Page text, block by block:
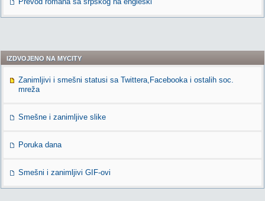
IZDVOJENO NA MYCITY
Zanimljivi i smešni statusi sa Twittera,Facebooka i ostalih soc.
mreža
Smešne i zanimljive slike
Poruka dana
Smešni i zanimljivi GIF-ovi